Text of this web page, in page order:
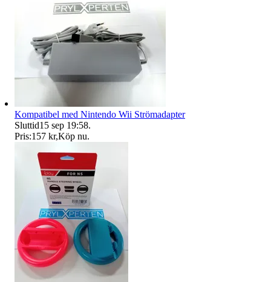
Kompatibel med Nintendo Wii Strömadapter
Sluttid15 sep 19:58.
Pris:157 kr,Köp nu.